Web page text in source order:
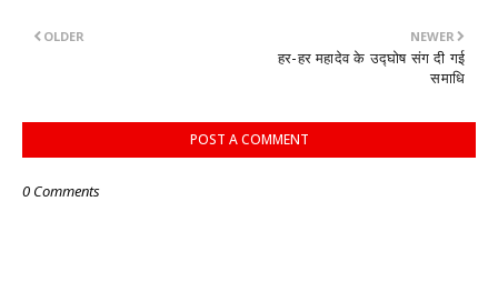
NEWER
हर-हर महादेव के उद्घोष संग दी गई
समाधि
OLDER
POST A COMMENT
0 Comments